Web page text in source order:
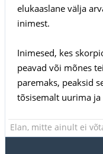
elukaaslane välja
inimest.
Inimesed, kes
peavad või mõnes
paremaks, peaksid
tõsisemalt uurima ja
Elan, mitte ainult ei